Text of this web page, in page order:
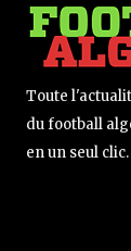
Toute
du football
en un seul clic.